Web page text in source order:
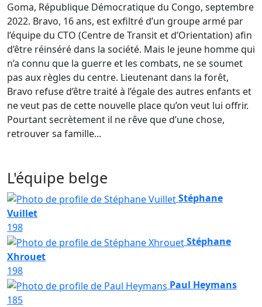
Goma, République Démocratique du Congo, septembre
2022. Bravo, 16 ans, est exfiltré d’un groupe armé par
l’équipe du CTO (Centre de Transit et d’Orientation) afin
d’être réinséré dans la société. Mais le jeune homme qui
n’a connu que la guerre et les combats, ne se soumet
pas aux règles du centre. Lieutenant dans la forêt,
Bravo refuse d’être traité à l’égale des autres enfants et
ne veut pas de cette nouvelle place qu’on veut lui offrir.
Pourtant secrètement il ne rêve que d’une chose,
retrouver sa famille...
L'équipe belge
Stéphane
Vuillet
198
Stéphane
Xhrouet
198
Paul Heymans
185